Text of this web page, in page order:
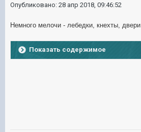
Опубликовано: 28 апр 2018, 09:46:52
Немного мелочи - лебедки, кнехты, двери
Показать содержимое